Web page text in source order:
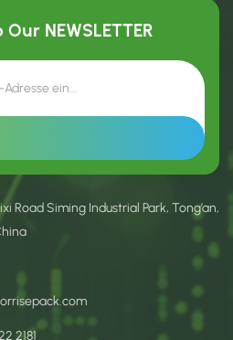
Our NEWSLETTER
Road Siming Industrial Park, Tong’an,
2181